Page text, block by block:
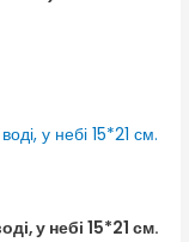
у небі 15*21 см.